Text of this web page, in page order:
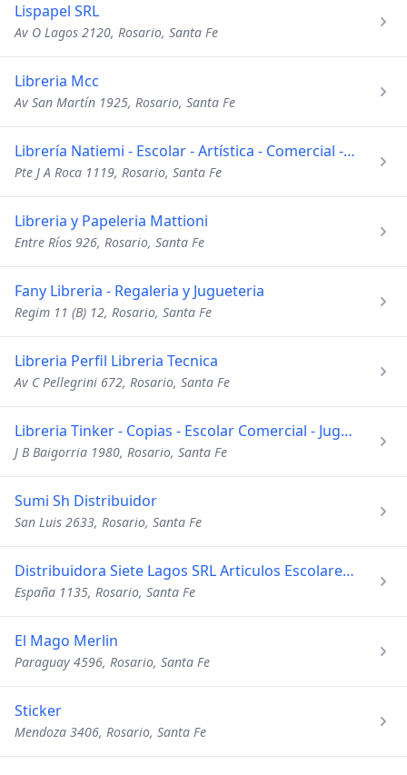
Lispapel SRL
Av O Lagos 2120, Rosario, Santa Fe
Libreria Mcc
Av San Martín 1925, Rosario, Santa Fe
Librería Natiemi - Escolar - Artística - Comercial - Técnica
Pte J A Roca 1119, Rosario, Santa Fe
Libreria y Papeleria Mattioni
Entre Ríos 926, Rosario, Santa Fe
Fany Libreria - Regaleria y Jugueteria
Regim 11 (B) 12, Rosario, Santa Fe
Libreria Perfil Libreria Tecnica
Av C Pellegrini 672, Rosario, Santa Fe
Libreria Tinker - Copias - Escolar Comercial - Jugueteria
J B Baigorria 1980, Rosario, Santa Fe
Sumi Sh Distribuidor
San Luis 2633, Rosario, Santa Fe
Distribuidora Siete Lagos SRL Articulos Escolares-Comerciale
España 1135, Rosario, Santa Fe
El Mago Merlin
Paraguay 4596, Rosario, Santa Fe
Sticker
Mendoza 3406, Rosario, Santa Fe